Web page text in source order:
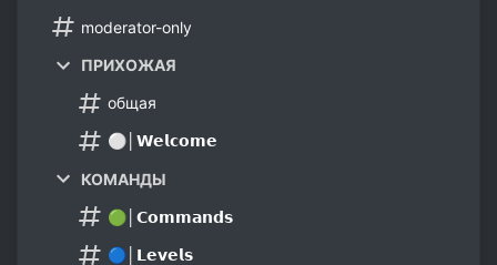
moderator-only
ПРИХОЖАЯ
общая
⚪│𝗪𝗲𝗹𝗰𝗼𝗺𝗲
КОМАНДЫ
🟢│𝗖𝗼𝗺𝗺𝗮𝗻𝗱𝘀
🔵│𝗟𝗲𝘃𝗲𝗹𝘀